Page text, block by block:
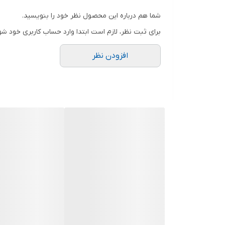
شما هم درباره این محصول نظر خود را بنویسید.
برای ثبت نظر، لازم است ابتدا وارد حساب کاربری خود
افزودن نظر